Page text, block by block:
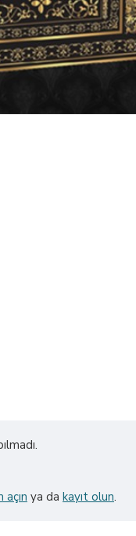
ya da kayıt olun.